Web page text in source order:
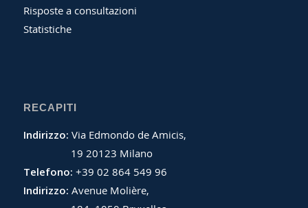
Risposte a consultazioni
Statistiche
RECAPITI
Indirizzo: Via Edmondo de Amicis,
19 20123 Milano
Telefono: +39 02 864 549 96
Indirizzo: Avenue Molière,